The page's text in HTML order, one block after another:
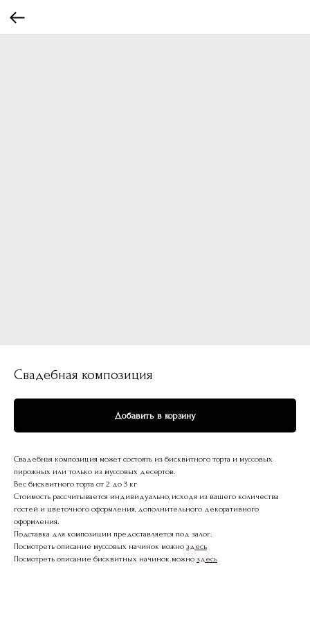
Свадебная композиция
Добавить в корзину
Свадебная композиция может состоять из бисквитного торта и муссовых
пирожных или только из муссовых десертов.
Вес бисквитного торта от 2 до 3 кг
Стоимость рассчитывается индивидуально, исходя из вашего количества
гостей и цветочного оформления, дополнительного декоративного
оформления.
Подставка для композиции предоставляется под залог.
Посмотреть описание муссовых начинок можно здесь
Посмотреть описание бисквитных начинок можно здесь